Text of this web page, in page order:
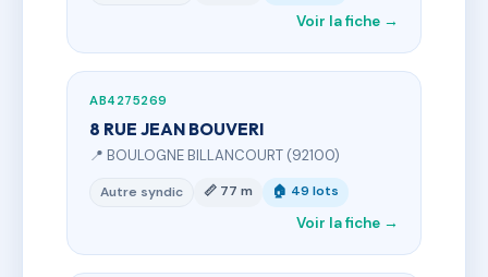
Voir la fiche →
AB4275269
8 RUE JEAN BOUVERI
📍 BOULOGNE BILLANCOURT (92100)
Autre syndic 📏 77 m 🏠 49 lots
Voir la fiche →